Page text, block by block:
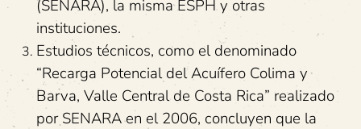
(SENARA), la misma ESPH y otras
instituciones.
Estudios técnicos, como el denominado
“Recarga Potencial del Acuífero Colima y
Barva, Valle Central de Costa Rica” realizado
por SENARA en el 2006, concluyen que la